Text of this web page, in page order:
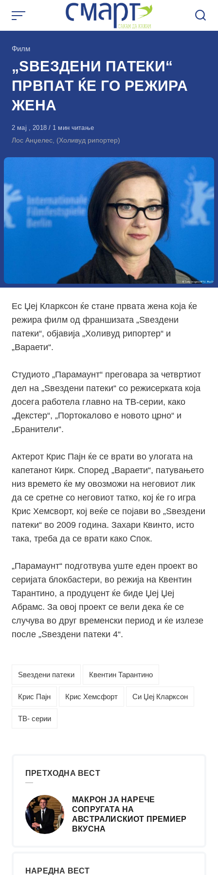
КАтегорија
Филм
„ЅВЕЗДЕНИ ПАТЕКИ“
ПРВПАТ ЌЕ ГО РЕЖИРА
ЖЕНА
Објавено
на
2 мај , 2018 1 мин читање
Лос Анџелес, (Холивуд рипортер)
Ес Џеј Кларксон ќе стане првата жена која ќе
режира филм од франшизата „Ѕвездени
патеки“, објавија „Холивуд рипортер“ и
„Вараети“.
Студиото „Парамаунт“ преговара за четвртиот
дел на „Ѕвездени патеки“ со режисерката која
досега работела главно на ТВ-серии, како
„Декстер“, „Портокалово е новото црно“ и
„Бранители“.
Актерот Крис Пајн ќе се врати во улогата на
капетанот Кирк. Според „Вараети“, патувањето
низ времето ќе му овозможи на неговиот лик
да се сретне со неговиот татко, кој ќе го игра
Крис Хемсворт, кој веќе се појави во „Ѕвездени
патеки“ во 2009 година. Захари Квинто, исто
така, треба да се врати како Спок.
„Парамаунт“ подготвува уште еден проект во
серијата блокбастери, во режија на Квентин
Тарантино, а продуцент ќе биде Џеј Џеј
Абрамс. За овој проект се вели дека ќе се
случува во друг временски период и ќе излезе
после „Ѕвездени патеки 4“.
Ѕвездени патеки Квентин Тарантино
Крис Пајн Крис Хемсфорт Си Џеј Кларксон
ТВ- серии
ПРЕТХОДНА ВЕСТ
МАКРОН ЈА НАРЕЧЕ
СОПРУГАТА НА
АВСТРАЛИСКИОТ ПРЕМИЕР
ВКУСНА
НАРЕДНА ВЕСТ